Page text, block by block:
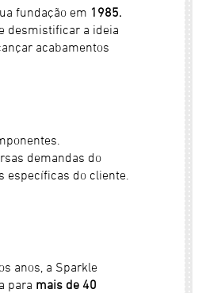
fundação em 1985.
desmistificar a ideia
acabamentos
demandas do
específicas do cliente.
anos, a Sparkle
para mais de 40